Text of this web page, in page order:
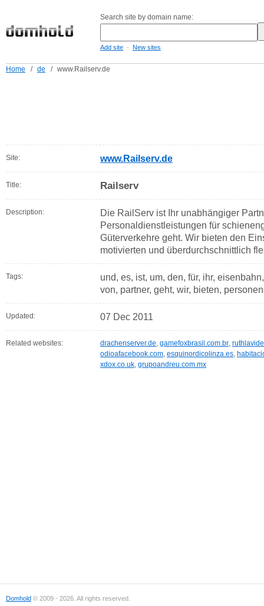
Search site by domain name:
Add site - New sites
Home / de / www.Railserv.de
Site: www.Railserv.de
Title: Railserv
Description:
Die RailServ ist Ihr unabhängiger
Personaldienstleistungen für
Güterverkehre geht. Wir bieten den
motivierten und überdurchschnittlich
Tags:
und, es, ist, um, den, für, ihr,
von, partner, geht, wir, bieten,
Updated: 07 Dec 2011
Related websites: drachenserver.de, gamefoxbrasil.com.br,
odioafacebook.com, esquinordicolinza.es,
xdox.co.uk, grupoandreu.com.mx
Domhold © 2009 - 2026. All rights reserved.